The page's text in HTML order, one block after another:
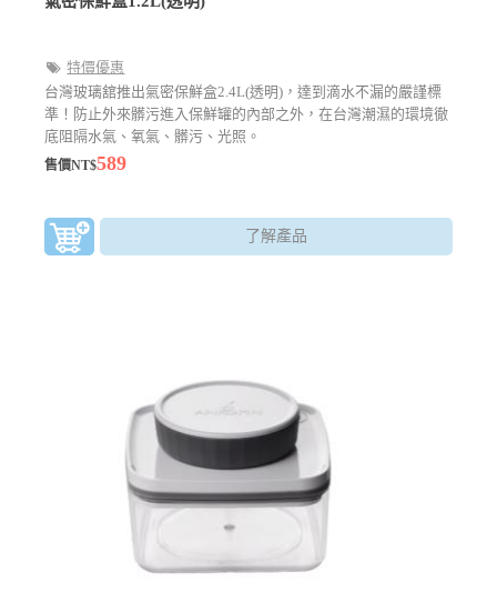
特價優惠
台灣玻璃舘推出氣密保鮮盒2.4L(透明)，達到滴水不漏的嚴謹標
準！防止外來髒污進入保鮮罐的內部之外，在台灣潮濕的環境徹
底阻隔水氣、氧氣、髒污、光照。
售價NT$589
了解產品